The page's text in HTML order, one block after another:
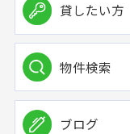
貸したい方
物件検索
ブログ